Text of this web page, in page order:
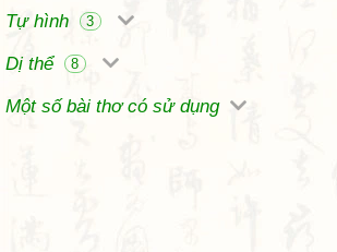
Tự hình 3
Dị thể 8
Một số bài thơ có sử dụng